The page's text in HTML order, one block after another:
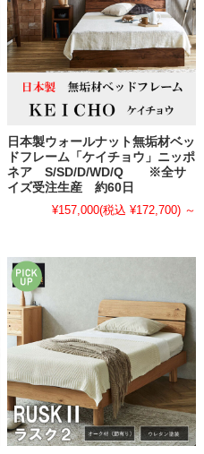
日本製ウォールナット無垢材ベッ
ドフレーム「ケイチョウ」ニッポ
ネア S/SD/D/WD/Q ※全サ
イズ受注生産 約60日
¥157,000(税込 ¥172,700) ～